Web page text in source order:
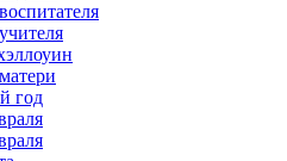
год